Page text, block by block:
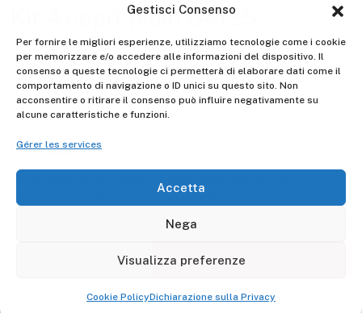
Per fornire le migliori esperienze, utilizziamo tecnologie come i cookie
consenso a queste tecnologie ci permetterà di elaborare dati come il
comportamento di navigazione o ID unici su questo sito. Non
acconsentire o ritirare il consenso può influire negativamente su
alcune caratteristiche e funzioni.
Gérer les services
Kit 4 copri-piolo D4125
Manufacturer - Gierre
Descrizione
Kit 4 copri-piolo D4125 compatibile con:ALL015 -
ALL020 - ALL030 - ALL040 - ALL060
Aller à la boutique